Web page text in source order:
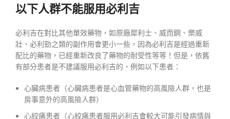
以下人群不能服用必利吉
必利吉在對比其他單效藥物，如原廠犀利士、威而鋼、樂威
壯、必利勁之類的副作用會更小一些，因為必利吉是經過重新
配比的藥物，已經重新改良了藥物的耐受性等等！但是，依舊
有部分患者是不建議服用必利吉的，例如以下患者：
心臟病患者（心臟病患者是心血管藥物的高風險人群，也是
房事意外的高風險人群）
心絞痛患者（心絞痛患者服用必利吉會較大可能引發病情與